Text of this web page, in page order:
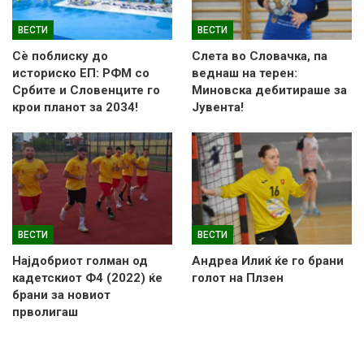
ВЕСТИ
Сè поблиску до
историско ЕП: РФМ со
Србите и Словенците го
крои планот за 2034!
ВЕСТИ
Слетa во Словачка, па
веднаш на терен:
Миновска дебитираше за
Јувента!
ВЕСТИ
Најдобриот голман од
кадетскиот Ф4 (2022) ќе
брани за новиот
прволигаш
ВЕСТИ
Андреа Илиќ ќе го брани
голот на Плзен